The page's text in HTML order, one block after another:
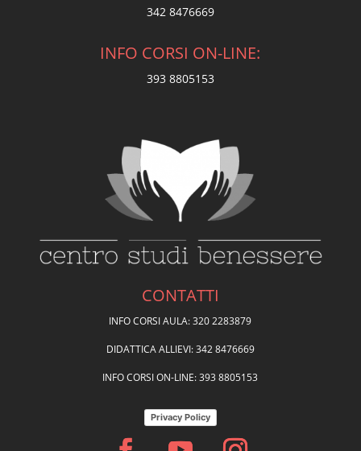
342 8476669
INFO CORSI ON-LINE:
393 8805153
CONTATTI
INFO CORSI AULA: 320 2283879
DIDATTICA ALLIEVI: 342 8476669
INFO CORSI ON-LINE: 393 8805153
Privacy Policy